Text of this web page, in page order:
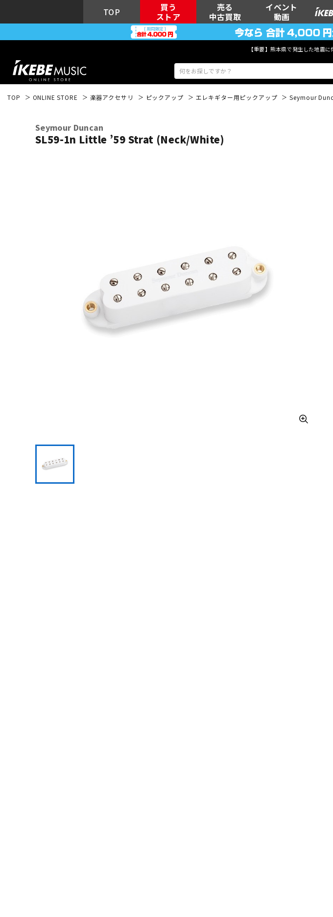
TOP
買う
ストア
売る
中古買取
イベント
動画
【重要】熊本県で発生した地震
ヴィンテージ
TOP ONLINE STORE 楽器アクセサリ ピックアップ エレキギター用ピックアップ Seymour
Seymour Duncan
SL59-1n Little ’59 Strat (Neck/White)